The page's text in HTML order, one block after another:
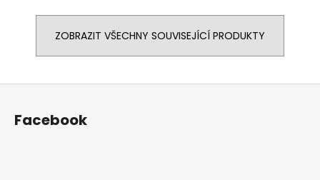
ZOBRAZIT VŠECHNY SOUVISEJÍCÍ PRODUKTY
Z
Facebook